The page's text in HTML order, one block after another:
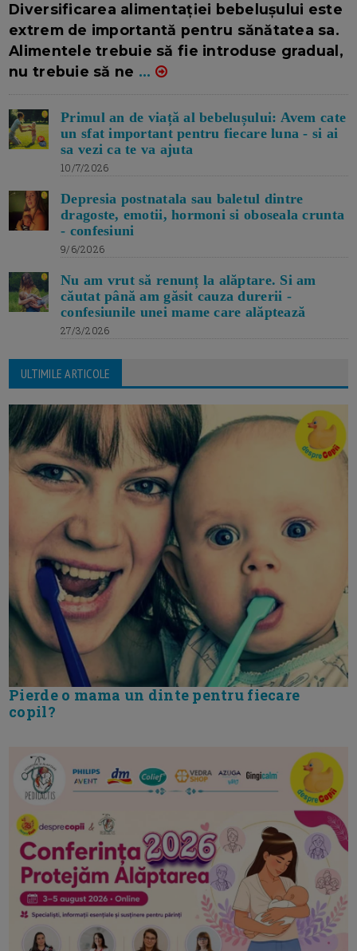
Diversificarea alimentației bebelușului este
extrem de importantă pentru sănătatea sa.
Alimentele trebuie să fie introduse gradual,
nu trebuie să ne ...
Primul an de viață al bebelușului: Avem cate
un sfat important pentru fiecare luna - si ai
sa vezi ca te va ajuta
10/7/2026
Depresia postnatala sau baletul dintre
dragoste, emotii, hormoni si oboseala crunta
- confesiuni
9/6/2026
Nu am vrut să renunț la alăptare. Si am
căutat până am găsit cauza durerii -
confesiunile unei mame care alăptează
27/3/2026
ULTIMILE ARTICOLE
Pierde o mama un dinte pentru fiecare
copil?